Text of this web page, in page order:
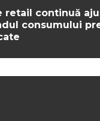
retail continuă
consumului